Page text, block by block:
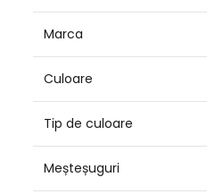
Marca
Culoare
Tip de culoare
Meșteșuguri